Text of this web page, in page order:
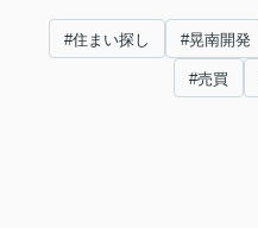
#住まい探し #晃南開発
#売買